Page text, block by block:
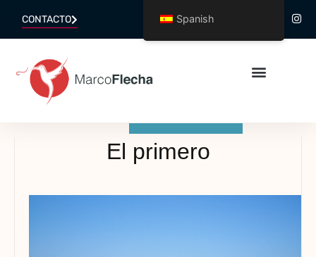
CONTACTO
El primero
Spanish